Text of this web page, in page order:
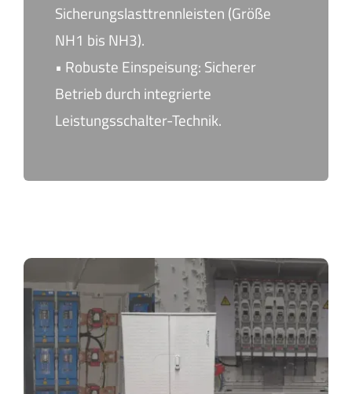
Sicherungslasttrennleisten (Größe
NH1 bis NH3).
• Robuste Einspeisung: Sicherer
Betrieb durch integrierte
Leistungsschalter-Technik.